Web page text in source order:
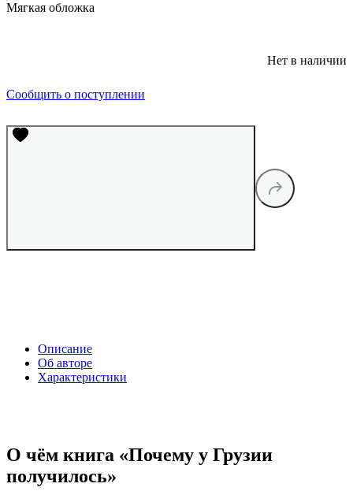
Мягкая обложка
Нет в наличии
Сообщить о поступлении
Описание
Об авторе
Характеристики
О чём книга «Почему у Грузии
получилось»